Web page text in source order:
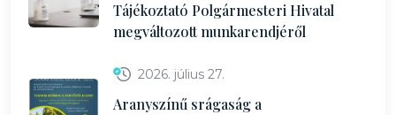
Tájékoztató Polgármesteri Hivatal
megváltozott munkarendjéről
2026. július 27.
Aranyszínű srágaság a